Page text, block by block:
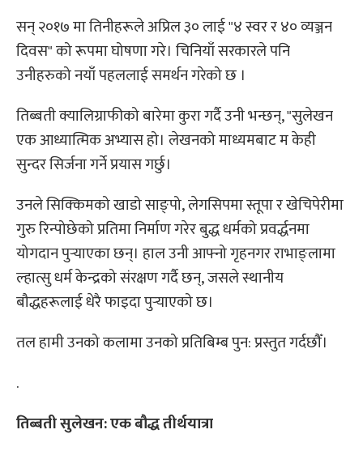
सन् २०१७ मा तिनीहरूले अप्रिल ३० लाई "४ स्वर र ४० व्यञ्जन
दिवस" ​​को रूपमा घोषणा गरे। चिनियाँ सरकारले पनि
उनीहरुको नयाँ पहललाई समर्थन गरेको छ ।
तिब्बती क्यालिग्राफीको बारेमा कुरा गर्दै उनी भन्छन्, "सुलेखन
एक आध्यात्मिक अभ्यास हो। लेखनको माध्यमबाट म केही
सुन्दर सिर्जना गर्ने प्रयास गर्छु।
उनले सिक्किमको खाडो साङ्पो, लेगसिपमा स्तूपा र खेचिपेरीमा
गुरु रिन्पोछेको प्रतिमा निर्माण गरेर बुद्ध धर्मको प्रवर्द्धनमा
योगदान पुर्‍याएका छन्। हाल उनी आफ्नो गृहनगर राभाङ्लामा
ल्हात्सु धर्म केन्द्रको संरक्षण गर्दै छन्, जसले स्थानीय
बौद्धहरूलाई धेरै फाइदा पुर्‍याएको छ।
तल हामी उनको कलामा उनको प्रतिबिम्ब पुन: प्रस्तुत गर्दछौँ।
.
तिब्बती सुलेखन: एक बौद्ध तीर्थयात्रा